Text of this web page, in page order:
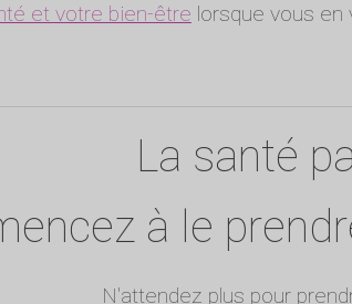
et votre bien-être lorsque vous en
La santé
à le
N'attendez plus pour